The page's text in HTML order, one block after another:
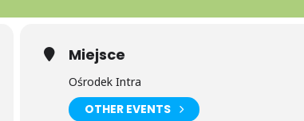
Miejsce
Ośrodek Intra
OTHER EVENTS